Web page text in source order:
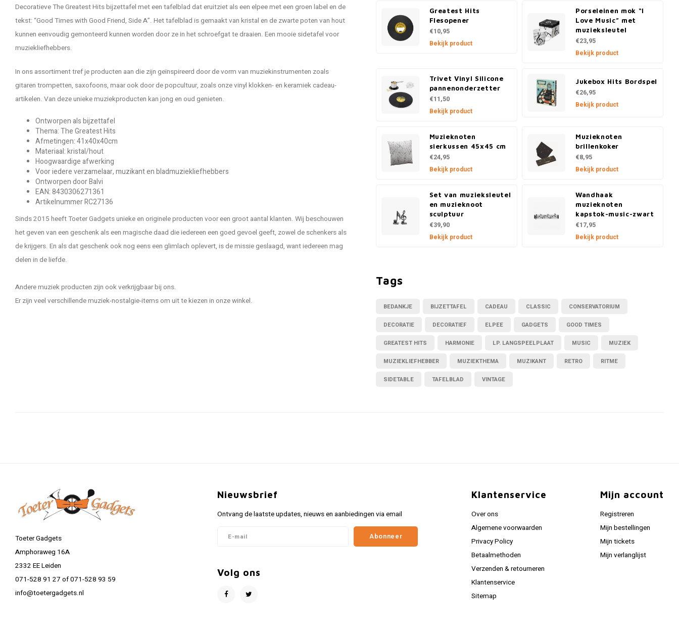
Decoratieve The Greatest Hits bijzettafel met een tafelblad dat eruitziet als een elpee met een groen label en de
tekst: “Good Times with Good Friend, Side A”. Het tafelblad is gemaakt van kristal en de zwarte poten van hout
kunnen eenvoudig gemonteerd kunnen worden door ze in het schroefgat te draaien. Een mooie sidetafel voor
muziekliefhebbers.
In ons assortiment tref je producten aan die zijn geïnspireerd door de vorm van muziekinstrumenten zoals
gitaren trompetten, saxofoons, maar ook door de popcultuur, zoals onze vinyl klokken- en keramiek cadeau-
artikelen. Van deze unieke muziekproducten kan jong en oud genieten.
Ontworpen als bijzettafel
Thema: The Greatest Hits
Afmetingen: 41x40x40cm
Materiaal: kristal/hout
Hoogwaardige afwerking
Voor iedere verzamelaar, muzikant en bladmuziekliefhebbers
Ontworpen door Balvi
EAN: 8430306271361
Artikelnummer RC27136
Sinds 2015 heeft Toeter Gadgets unieke en originele producten voor een groot aantal klanten. Wij beschouwen
het geven van een geschenk als een magische daad die iedereen een goed gevoel geeft, zowel de schenkers als
de krijgers. En als dat geschenk ook nog eens een glimlach oplevert, is de missie geslaagd, want iedereen mag
delen in de liefde.
Andere muziek producten zijn ook verkrijgbaar bij ons.
Er zijn veel verschillende muziek-nostalgie-items om uit te kiezen in onze winkel.
Greatest Hits
Flesopener
€10,95
Bekijk product
Porseleinen mok “I
Love Music” met
muzieksleutel
€23,95
Bekijk product
Trivet Vinyl Silicone
pannenonderzetter
€11,50
Bekijk product
Jukebox Hits Bordspel
€26,95
Bekijk product
Muzieknoten
sierkussen 45x45 cm
€24,95
Bekijk product
Muzieknoten
brillenkoker
€8,95
Bekijk product
Set van muzieksleutel
en muzieknoot
sculptuur
€39,90
Bekijk product
Wandhaak
muzieknoten
kapstok-music-zwart
€17,95
Bekijk product
Tags
BEDANKJE BIJZETTAFEL CADEAU CLASSIC CONSERVATORIUM
DECORATIE DECORATIEF ELPEE GADGETS GOOD TIMES
GREATEST HITS HARMONIE LP. LANGSPEELPLAAT MUSIC MUZIEK
MUZIEKLIEFHEBBER MUZIEKTHEMA MUZIKANT RETRO RITME
SIDETABLE TAFELBLAD VINTAGE
Toeter Gadgets
Amphoraweg 16A
2332 EE Leiden
071-528 91 27 of 071-528 93 59
info@toetergadgets.nl
Nieuwsbrief
Ontvang de laatste updates, nieuws en aanbiedingen via email
Abonneer
Volg ons
Klantenservice
Over ons
Algemene voorwaarden
Privacy Policy
Betaalmethoden
Verzenden & retourneren
Klantenservice
Sitemap
Mijn account
Registreren
Mijn bestellingen
Mijn tickets
Mijn verlanglijst